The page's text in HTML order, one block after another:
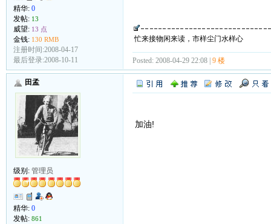
精华: 0
发帖: 13
威望: 13 点
金钱: 130 RMB
注册时间:2008-04-17
最后登录:2008-10-11
忙来接物闲来读，市样尘门水样心
Posted: 2008-04-29 22:08 | 9 楼
田孟
级别: 管理员
精华: 0
发帖: 861
加油!